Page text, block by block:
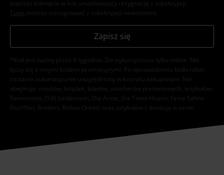
poprzez kliknięcie w link umożliwiający rezygnację z subskrypcji.
Tutaj możesz zrezygnować z subskrypcji newslettera.
Zapisz się
*Kod jest ważny przez 4 tygodnie. Do wykorzystania tylko online. NIe
łączy się z innymi kodami promocyjnymi. Po wprowadzeniu kodu rabat
zostanie automatycznie uwzględniony w koszyku zakupowym. Nie
obejmuje: mediów, książek, biletów, voucherów prezentowych, artykułów:
Rammstein, (Till) Lindemann, Die Ärzte, Die Toten Hosen, Feine Sahne
Fischfilet, Broilers, Böhse Onkelz oraz artykułów z donacją w cenie.